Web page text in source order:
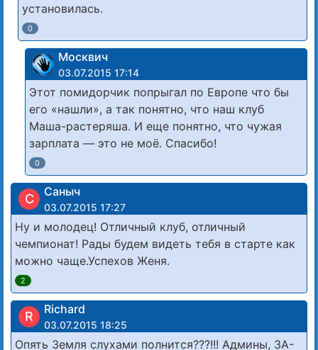
установилась.
0
Москвич
03.07.2015 17:14
Этот помидорчик попрыгал по Европе что бы
его «нашли», а так понятно, что наш клуб
Маша-растеряша. И еще понятно, что чужая
зарплата — это не моё. Спасибо!
0
С Саныч
03.07.2015 17:27
Ну и молодец! Отличный клуб, отличный
чемпионат! Рады будем видеть тебя в старте как
можно чаще.Успехов Женя.
2
R Richard
03.07.2015 18:25
Опять Земля слухами полнится???!!! Админы, ЗА-